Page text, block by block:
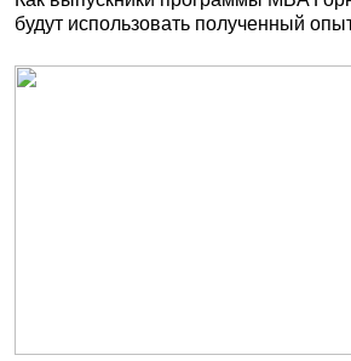
будут использовать полученный